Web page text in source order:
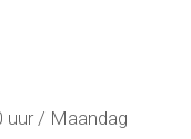
uur / Maandag